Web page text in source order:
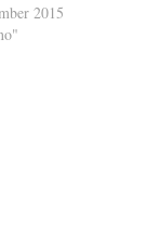
2015